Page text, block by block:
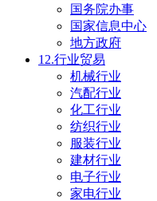
国务院办事
国家信息中心
地方政府
12.行业贸易
机械行业
汽配行业
化工行业
纺织行业
服装行业
建材行业
电子行业
家电行业